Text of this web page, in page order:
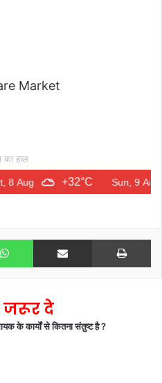
Market
का हाल
+32°C Sun, 9 Aug
WhatsApp Share via Email Print
जरूर दे
के कार्यों से कितना संतुष्ट है ?